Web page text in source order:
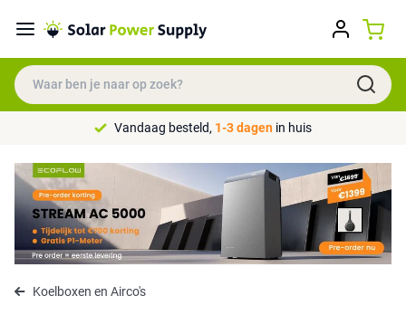
Vandaag besteld, 1-3 dagen in huis
Koelboxen en Airco's